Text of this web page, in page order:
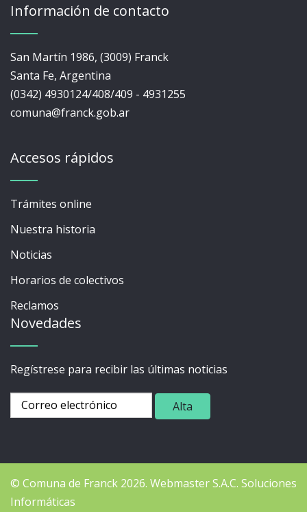
Información de contacto
San Martín 1986, (3009) Franck
Santa Fe, Argentina
(0342) 4930124/408/409 - 4931255
comuna@franck.gob.ar
Accesos rápidos
Trámites online
Nuestra historia
Noticias
Horarios de colectivos
Reclamos
Novedades
Regístrese para recibir las últimas noticias
© Comuna de Franck 2026. WebmasterS.A.C. Soluciones
Informáticas